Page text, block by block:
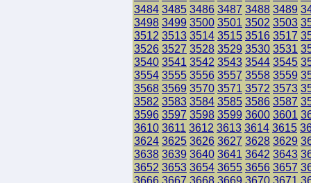
3484 3485 3486 3487 3488 3489
3498 3499 3500 3501 3502 3503
3512 3513 3514 3515 3516 3517
3526 3527 3528 3529 3530 3531
3540 3541 3542 3543 3544 3545
3554 3555 3556 3557 3558 3559
3568 3569 3570 3571 3572 3573
3582 3583 3584 3585 3586 3587
3596 3597 3598 3599 3600 3601
3610 3611 3612 3613 3614 3615
3624 3625 3626 3627 3628 3629
3638 3639 3640 3641 3642 3643
3652 3653 3654 3655 3656 3657
3666 3667 3668 3669 3670 3671